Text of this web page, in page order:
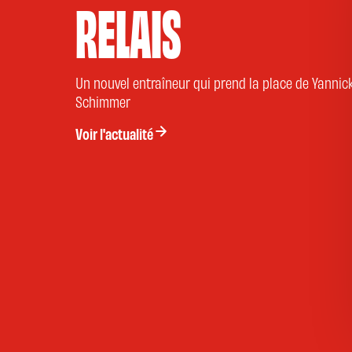
RELAIS
Un nouvel entraîneur qui prend la place de
Schimmer
Voir l'actualité